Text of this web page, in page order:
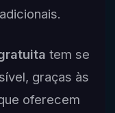
tem se
graças às
oferecem